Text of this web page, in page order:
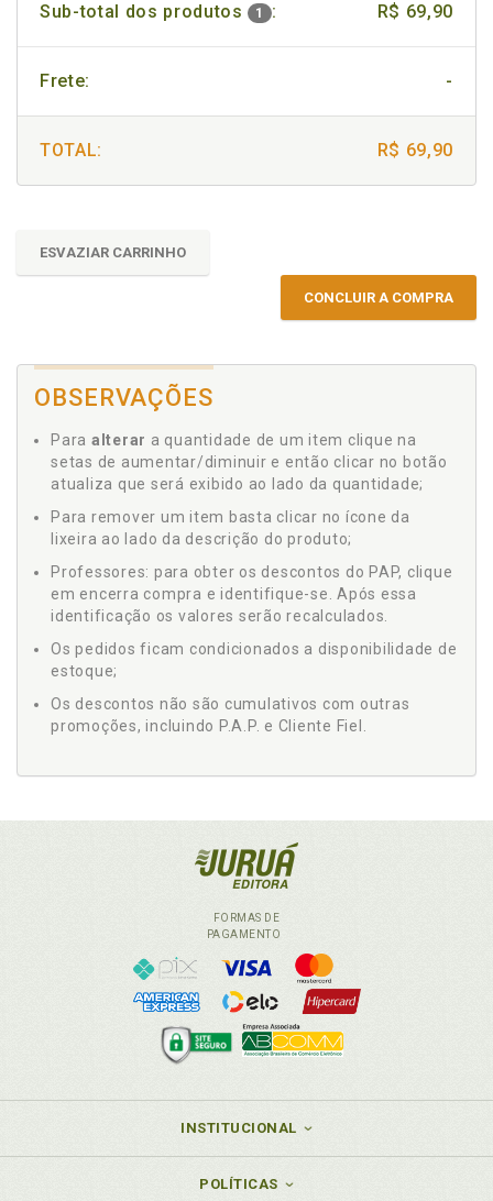
Sub-total dos produtos 1 : R$ 69,90
Frete: -
TOTAL: R$ 69,90
ESVAZIAR CARRINHO
CONCLUIR A COMPRA
OBSERVAÇÕES
Para alterar a quantidade de um item clique na
setas de aumentar/diminuir e então clicar no botão
atualiza que será exibido ao lado da quantidade;
Para remover um item basta clicar no ícone da
lixeira ao lado da descrição do produto;
Professores: para obter os descontos do PAP, clique
em encerra compra e identifique-se. Após essa
identificação os valores serão recalculados.
Os pedidos ficam condicionados a disponibilidade de
estoque;
Os descontos não são cumulativos com outras
promoções, incluindo P.A.P. e Cliente Fiel.
FORMAS DE
PAGAMENTO
INSTITUCIONAL
POLÍTICAS